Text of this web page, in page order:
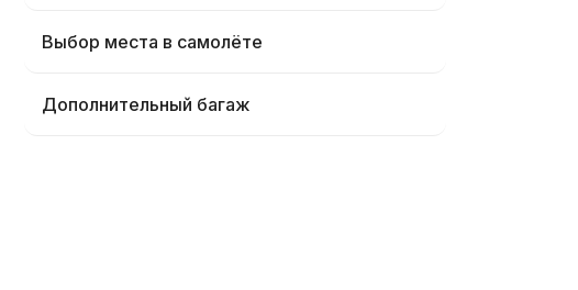
Выбор места в самолёте
Дополнительный багаж